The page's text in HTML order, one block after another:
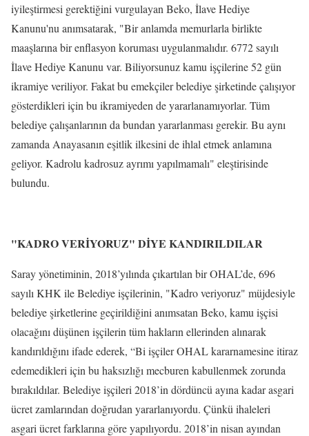
iyileştirmesi gerektiğini vurgulayan Beko, İlave Hediye
Kanunu'nu anımsatarak, "Bir anlamda memurlarla birlikte
maaşlarına bir enflasyon koruması uygulanmalıdır. 6772 sayılı
İlave Hediye Kanunu var. Biliyorsunuz kamu işçilerine 52 gün
ikramiye veriliyor. Fakat bu emekçiler belediye şirketinde çalışıyor
gösterdikleri için bu ikramiyeden de yararlanamıyorlar. Tüm
belediye çalışanlarının da bundan yararlanması gerekir. Bu aynı
zamanda Anayasanın eşitlik ilkesini de ihlal etmek anlamına
geliyor. Kadrolu kadrosuz ayrımı yapılmamalı" eleştirisinde
bulundu.
"KADRO VERİYORUZ" DİYE KANDIRILDILAR
Saray yönetiminin, 2018’yılında çıkartılan bir OHAL’de, 696
sayılı KHK ile Belediye işçilerinin, "Kadro veriyoruz" müjdesiyle
belediye şirketlerine geçirildiğini anımsatan Beko, kamu işçisi
olacağını düşünen işçilerin tüm hakların ellerinden alınarak
kandırıldığını ifade ederek, “Bi işçiler OHAL kararnamesine itiraz
edemedikleri için bu haksızlığı mecburen kabullenmek zorunda
bırakıldılar. Belediye işçileri 2018’in dördüncü ayına kadar asgari
ücret zamlarından doğrudan yararlanıyordu. Çünkü ihaleleri
asgari ücret farklarına göre yapılıyordu. 2018’in nisan ayından